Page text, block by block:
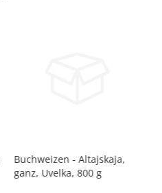
Buchweizen - Altajskaja,
ganz, Uvelka, 800 g